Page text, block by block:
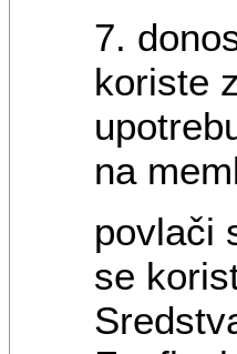
7.
koriste
na
povlači
se